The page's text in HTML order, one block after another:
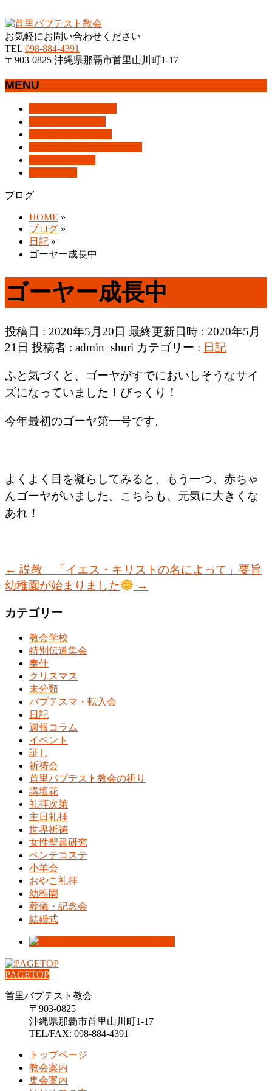
お気軽にお問い合わせください
TEL 098-884-4391
〒903-0825 沖縄県那覇市首里山川町1-17
MENU
す
ブログ
HOME »
ブログ »
日記 »
ゴーヤー成長中
ゴーヤー成長中
投稿日 : 2020年5月20日 最終更新日時 : 2020年5月
21日 投稿者 : admin_shuri カテゴリー : 日記
ふと気づくと、ゴーヤがすでにおいしそうなサイ
ズになっていました！びっくり！
今年最初のゴーヤ第一号です。
よくよく目を凝らしてみると、もう一つ、赤ちゃ
んゴーヤがいました。こちらも、元気に大きくな
あれ！
← 説教 「イエス・キリストの名によって」要旨
幼稚園が始まりました
→
カテゴリー
教会学校
特別伝道集会
奉仕
クリスマス
未分類
バプテスマ・転入会
日記
週報コラム
イベント
証し
祈祷会
首里バプテスト教会の祈り
講壇花
礼拝次第
主日礼拝
世界祈祷
女性聖書研究
ペンテコステ
小羊会
おやこ礼拝
幼稚園
葬儀・記念会
結婚式
PAGETOP
首里バプテスト教会
〒903-0825
沖縄県那覇市首里山川町1-17
TEL/FAX: 098-884-4391
トップページ
教会案内
集会案内